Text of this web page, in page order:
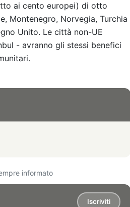
ai cento europei) di otto
Montenegro, Norvegia, Turchia
Unito. Le città non-UE
- avranno gli stessi benefici
informato
Iscriviti